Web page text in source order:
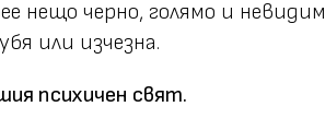
нещо черно, голямо и
или изчезна.
психичен свят.